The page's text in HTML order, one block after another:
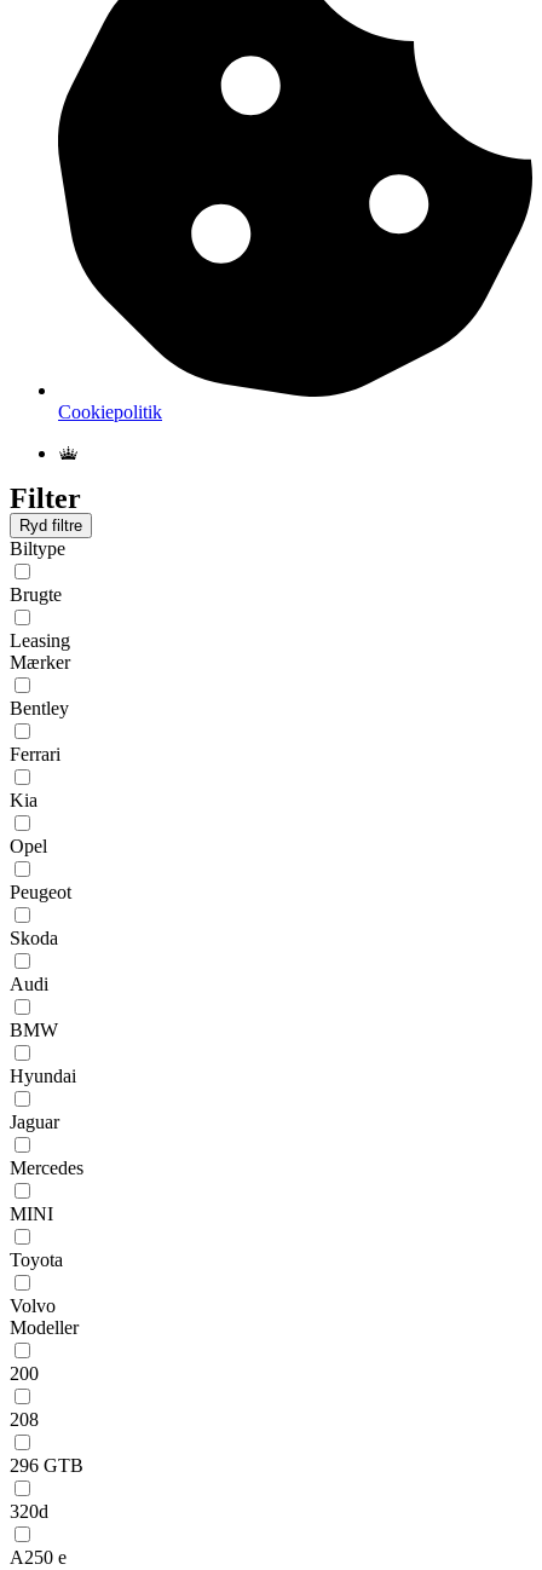
Cookiepolitik
Filter
Ryd filtre
Biltype
Brugte
Leasing
Mærker
Bentley
Ferrari
Kia
Opel
Peugeot
Skoda
Audi
BMW
Hyundai
Jaguar
Mercedes
MINI
Toyota
Volvo
Modeller
200
208
296 GTB
320d
A250 e